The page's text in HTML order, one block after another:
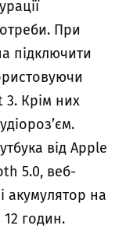
При
підключити
3. Крім них
від Apple
5.0, веб-
акумулятор на
годин.